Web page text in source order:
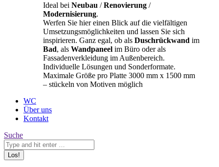
Ideal bei Neubau /Renovierung /
Modernisierung.
Werfen Sie hier einen Blick auf die vielfältigen
Umsetzungsmöglichkeiten und lassen Sie sich
inspirieren. Ganz egal, ob als Duschrückwand im
Bad, als Wandpaneel im Büro oder als
Fassadenverkleidung im Außenbereich.
Individuelle Lösungen und Sonderformate.
Maximale Größe pro Platte 3000 mm x 1500 mm
– stückeln von Motiven möglich
WC
Über uns
Kontakt
Search:
Suche